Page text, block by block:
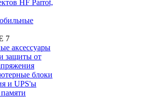
HF Parrot,
7
аксессуары
защиты от
блоки
и UPS'ы